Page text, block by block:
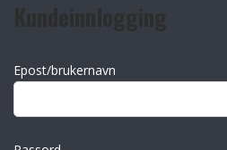
Epost/brukernavn